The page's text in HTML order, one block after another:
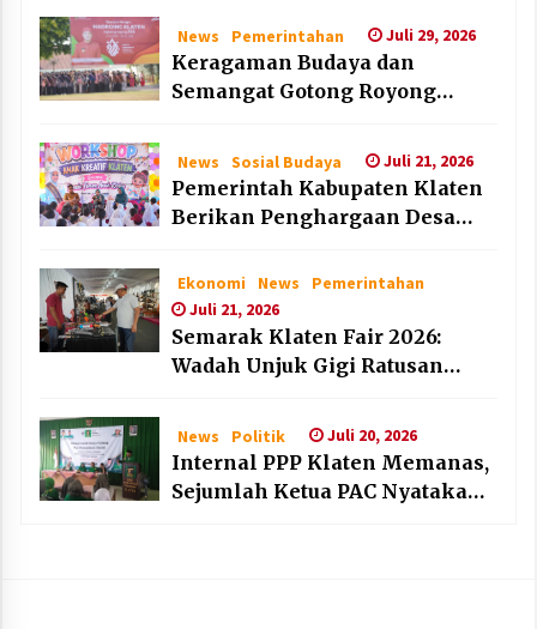
News Pemerintahan Juli 29, 2026
Keragaman Budaya dan
Semangat Gotong Royong
News Sosial Budaya Juli 21, 2026
Pemerintah Kabupaten Klaten
Berikan Penghargaan Desa
HAN 2026
Ekonomi News
Pemerintahan
Juli 21, 2026
Semarak Klaten Fair 2026:
Wadah Unjuk Gigi Ratusan
News Politik Juli 20, 2026
Internal PPP Klaten Memanas,
Sejumlah Ketua PAC Nyatakan